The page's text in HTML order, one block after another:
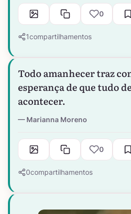
0
1compartilhamentos
Todo amanhecer traz
esperança de que tudo
acontecer.
Marianna Moreno
0
0compartilhamentos